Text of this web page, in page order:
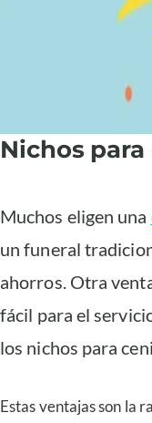
Nichos
Muchos eligen una
un funeral
ahorros. Otra
fácil para el
los nichos para
Estas ventajas son la